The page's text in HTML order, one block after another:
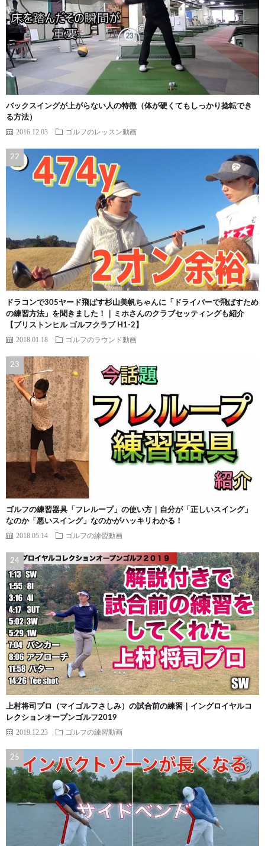
バックスイングが上がらない人の特徴（体が硬くてもしっかり捻転でき
る方法）
2016.12.03 ゴルフのレッスン動画
ドラコンで305ヤード飛ばす杉山美帆ちゃんに「ドライバーで飛ばすため
の練習方法」を聞きました！｜ミホさんのクラブセッティングも紹介
【ブリストンヒル ゴルフクラブ H1-2】
2018.01.18 ゴルフのラウンド動画
ゴルフの練習器具「フレループ」の使い方｜自分が「正しいスイング」
なのか「悪いスイング」なのかがハッキリわかる！
2018.05.14 ゴルフの練習動画
上村将司プロ（マイゴルフさしみ）の試合前の練習｜イングロイヤルコ
レクションオープンゴルフ2019
2019.12.23 ゴルフの練習動画